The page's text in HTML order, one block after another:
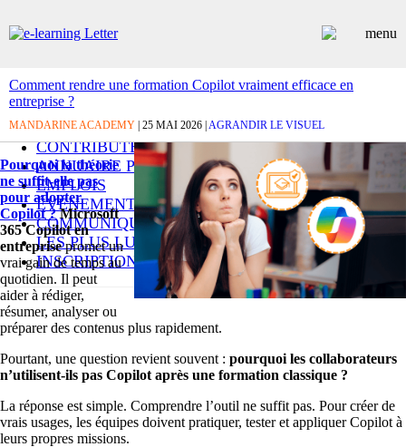
ARTICLES
DOSSIERS
CONTRIBUTEURS
ANNUAIRE PREMIUM
EMPLOIS
ÉVÉNEMENTS
COMMUNIQUÉS
LES PLUS LUS
INSCRIPTION NEWSLETTER
Comment rendre une formation Copilot vraiment efficace en
entreprise ?
MANDARINE ACADEMY | 25 MAI 2026 | AGRANDIR LE VISUEL
Pourquoi la théorie
ne suffit-elle pas
pour adopter
Copilot ? Microsoft
365 Copilot en
entreprisepromet un
vrai gain de temps au
quotidien. Il peut
aider à rédiger,
résumer, analyser ou
préparer des contenus plus rapidement.
Pourtant, une question revient souvent : pourquoi les collaborateurs
n’utilisent-ils pas Copilot après une formation classique ?
La réponse est simple. Comprendre l’outil ne suffit pas. Pour créer de
vrais usages, les équipes doivent pratiquer, tester et appliquer Copilot à
leurs propres missions.